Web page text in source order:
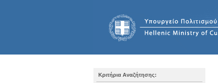
Κριτήρια Αναζήτησης: